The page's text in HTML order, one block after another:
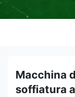
Macchina
soffiatura